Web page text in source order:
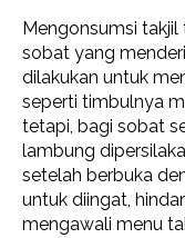
Mengonsumsi takjil
sobat yang
dilakukan untuk
seperti timbulnya
tetapi, bagi sobat
lambung
setelah berbuka
untuk diingat,
mengawali menu